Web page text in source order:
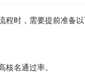
程时，需要提前准备以
核名通过率。